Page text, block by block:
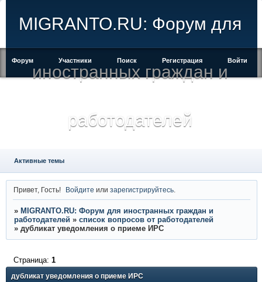
MIGRANTO.RU: Форум для
иностранных граждан и
работодателей
Форум Участники Поиск Регистрация Войти
Активные темы
Привет, Гость! Войдите илизарегистрируйтесь
» MIGRANTO.RU: Форум для иностранных граждан и
работодателей » список вопросов от работодателей
» дубликат уведомления о приеме ИРС
дубликат уведомления о приеме ИРС
Страница: 1